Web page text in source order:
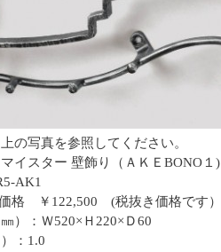
の写真を参照してください。
イスター 壁飾り（ＡＫＥBONO１)
AK1
格 ￥122,500 (税抜き価格です）
）：Ｗ520×Ｈ220×Ｄ60
：1.0